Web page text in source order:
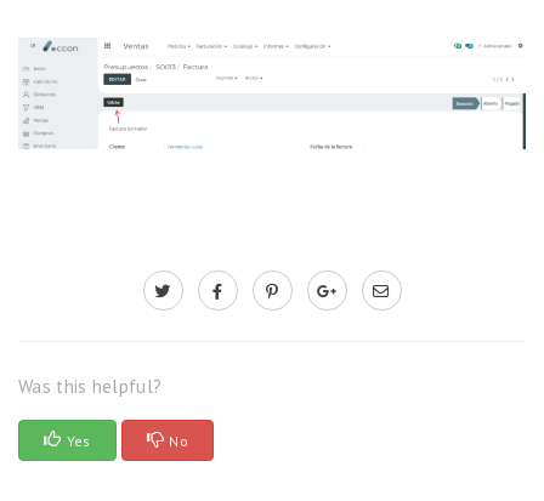
Was this helpful?
Yes No